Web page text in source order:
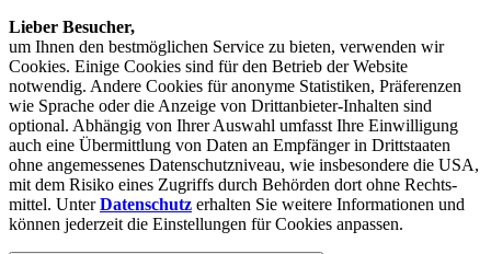
Lieber Besucher,
um Ihnen den best­möglichen Service zu bieten, verwenden wir
Cookies. Einige Cookies sind für den Betrieb der Website
notwendig. Andere Cookies für anonyme Statistiken, Präferenzen
wie Sprache oder die Anzeige von Dritt­anbieter-Inhalten sind
optional. Abhängig von Ihrer Auswahl umfasst Ihre Einwilligung
auch eine Übermittlung von Daten an Empfänger in Drittstaaten
ohne angemessenes Daten­schutz­niveau, wie insbesondere die USA,
mit dem Risiko eines Zugriffs durch Behörden dort ohne Rechts­
mittel. UnterDatenschutz erhalten Sie weitere Informationen und
können jederzeit die Einstellungen für Cookies anpassen.